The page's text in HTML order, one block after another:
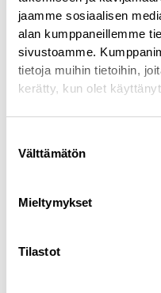
jaamme sosiaalisen
alan kumppaneillemme
sivustoamme.
tietoja muihin tietoihin,
kerätty, kun olet
valinta
Välttämätön
Mieltymykset
Tilastot
8.6.2026
Alavieskan
palveluaika muuttuu
henkilökuntaa on
keskiviikkoisin klo